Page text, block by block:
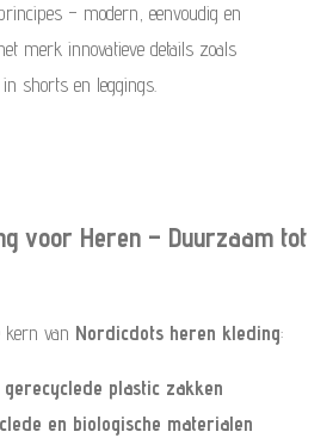
– modern, eenvoudig en
merk innovatieve details zoals
shorts en leggings.
voor Heren – Duurzaam tot
van Nordicdots heren kleding:
gerecyclede plastic zakken
en biologische materialen